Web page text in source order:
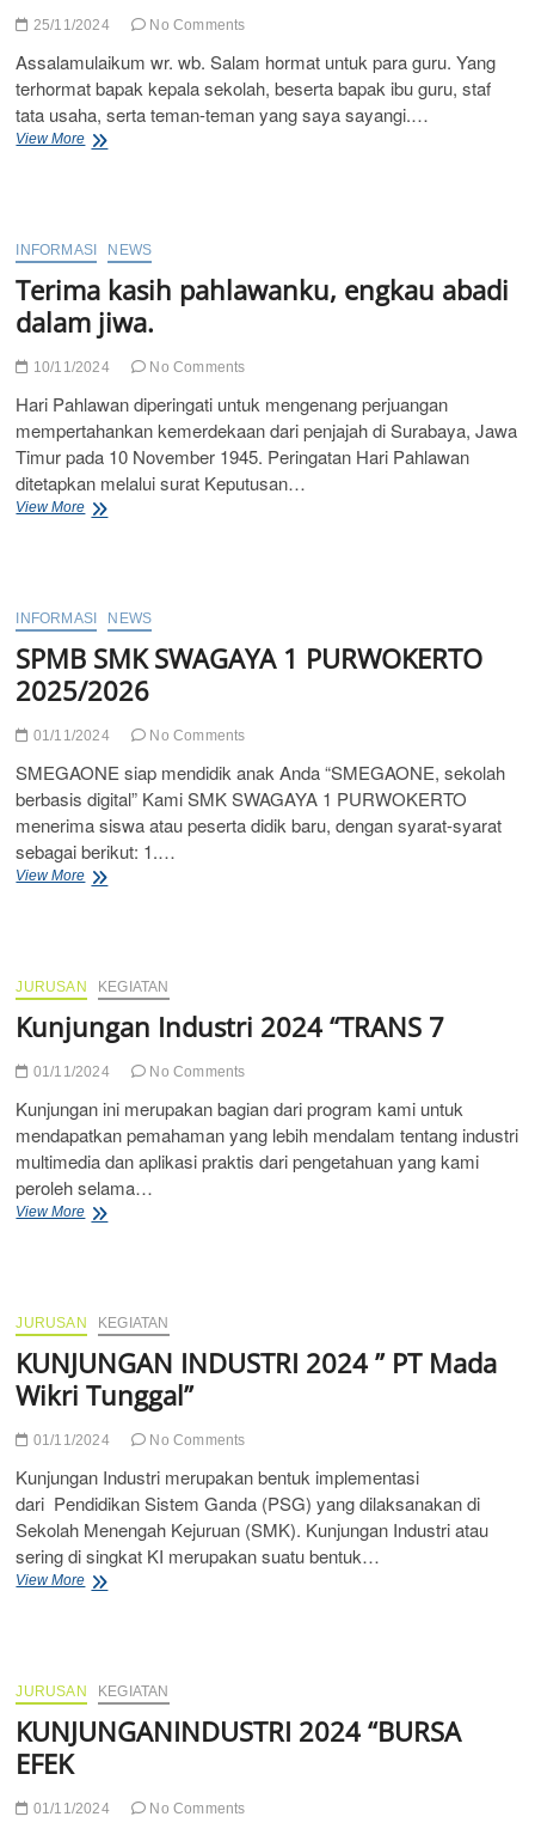
25/11/2024 No Comments
Assalamulaikum wr. wb. Salam hormat untuk para guru. Yang
terhormat bapak kepala sekolah, beserta bapak ibu guru, staf
tata usaha, serta teman-teman yang saya sayangi.…
View More“Sentuhanmu
Menjadi
Kepercayaan
dan
Impian
Menjadi
SELAMAT
HARI
NASIONAL
INFORMASI NEWS
Terima kasih pahlawanku, engkau abadi
dalam jiwa.
10/11/2024 No Comments
Hari Pahlawan diperingati untuk mengenang perjuangan
mempertahankan kemerdekaan dari penjajah di Surabaya, Jawa
Timur pada 10 November 1945. Peringatan Hari Pahlawan
ditetapkan melalui surat Keputusan…
View MoreTerima
dalam
jiwa.
INFORMASI NEWS
SPMB SMK SWAGAYA 1 PURWOKERTO
2025/2026
01/11/2024 No Comments
SMEGAONE siap mendidik anak Anda “SMEGAONE, sekolah
berbasis digital” Kami SMK SWAGAYA 1 PURWOKERTO
menerima siswa atau peserta didik baru, dengan syarat-syarat
sebagai berikut: 1.…
View MoreSPMB
2025/2026
JURUSAN KEGIATAN
Kunjungan Industri 2024 “TRANS 7
01/11/2024 No Comments
Kunjungan ini merupakan bagian dari program kami untuk
mendapatkan pemahaman yang lebih mendalam tentang industri
multimedia dan aplikasi praktis dari pengetahuan yang kami
peroleh selama…
View MoreKunjungan
JURUSAN
KEGIATAN
KUNJUNGAN INDUSTRI 2024 ” PT Mada
Wikri Tunggal”
01/11/2024 No Comments
Kunjungan Industri merupakan bentuk implementasi
dari Pendidikan Sistem Ganda (PSG) yang dilaksanakan di
Sekolah Menengah Kejuruan (SMK). Kunjungan Industri atau
sering di singkat KI merupakan suatu bentuk…
View MoreKUNJUNGAN
Mada
Wikri
Tunggal”
JURUSAN KEGIATAN
KUNJUNGANINDUSTRI 2024 “BURSA
EFEK
01/11/2024 No Comments